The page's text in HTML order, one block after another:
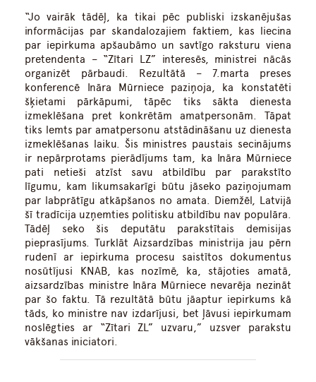
“Jo vairāk tādēļ, ka tikai pēc publiski izskanējušas
informācijas par skandalozajiem faktiem, kas liecina
par iepirkuma apšaubāmo un savtīgo raksturu viena
pretendenta – “Zītari LZ” interesēs, ministrei nācās
organizēt pārbaudi. Rezultātā – 7.marta preses
konferencē Ināra Mūrniece paziņoja, ka konstatēti
šķietami pārkāpumi, tāpēc tiks sākta dienesta
izmeklēšana pret konkrētām amatpersonām. Tāpat
tiks lemts par amatpersonu atstādināšanu uz dienesta
izmeklēšanas laiku. Šis ministres paustais secinājums
ir nepārprotams pierādījums tam, ka Ināra Mūrniece
pati netieši atzīst savu atbildību par parakstīto
līgumu, kam likumsakarīgi būtu jāseko paziņojumam
par labprātīgu atkāpšanos no amata. Diemžēl, Latvijā
šī tradīcija uzņemties politisku atbildību nav populāra.
Tādēļ seko šis deputātu parakstītais demisijas
pieprasījums. Turklāt Aizsardzības ministrija jau pērn
rudenī ar iepirkuma procesu saistītos dokumentus
nosūtījusi KNAB, kas nozīmē, ka, stājoties amatā,
aizsardzības ministre Ināra Mūrniece nevarēja nezināt
par šo faktu. Tā rezultātā būtu jāaptur iepirkums kā
tāds, ko ministre nav izdarījusi, bet ļāvusi iepirkumam
noslēgties ar “Zītari ZL” uzvaru,” uzsver parakstu
vākšanas iniciatori.